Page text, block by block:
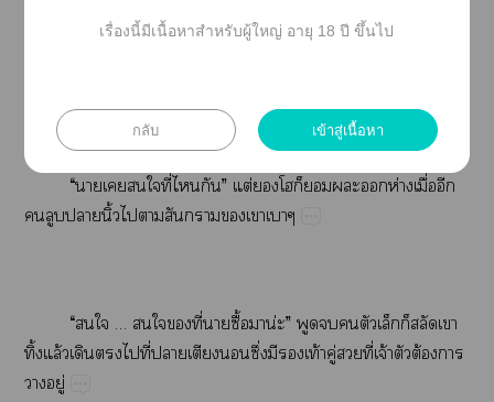
“​​​​​ี่​​”​ต่​​​​​​​ห่​ื่​​
​​​ิ้​​​​​​​
“​​​…​​​​ี่​​ื้น่”​​​​​​​​​
ิ้​ล้​​​​ี่​​​​ึ่​​​ท้​ู่​​ี่​จ้​​ต้​​
​ู่
เรื่องนี้มีเนื้อหาสำหรับผู้ใหญ่ อายุ 18 ปี ขึ้นไป
กลับ เข้าสู่เนื้อหา